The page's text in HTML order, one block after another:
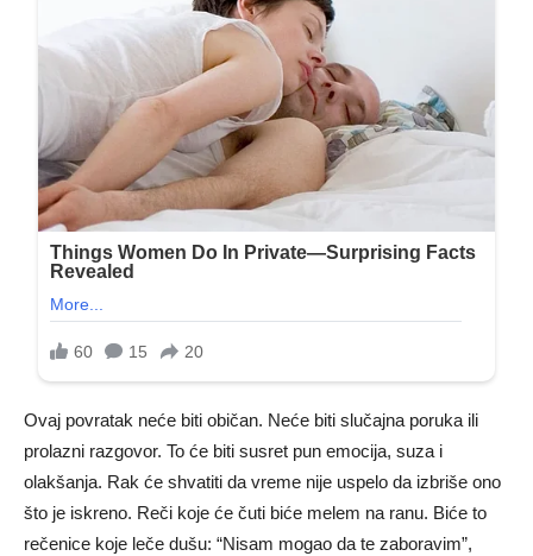
Ovaj povratak neće biti običan. Neće biti slučajna poruka ili
prolazni razgovor. To će biti susret pun emocija, suza i
olakšanja. Rak će shvatiti da vreme nije uspelo da izbriše ono
što je iskreno. Reči koje će čuti biće melem na ranu. Biće to
rečenice koje leče dušu: “Nisam mogao da te zaboravim”,